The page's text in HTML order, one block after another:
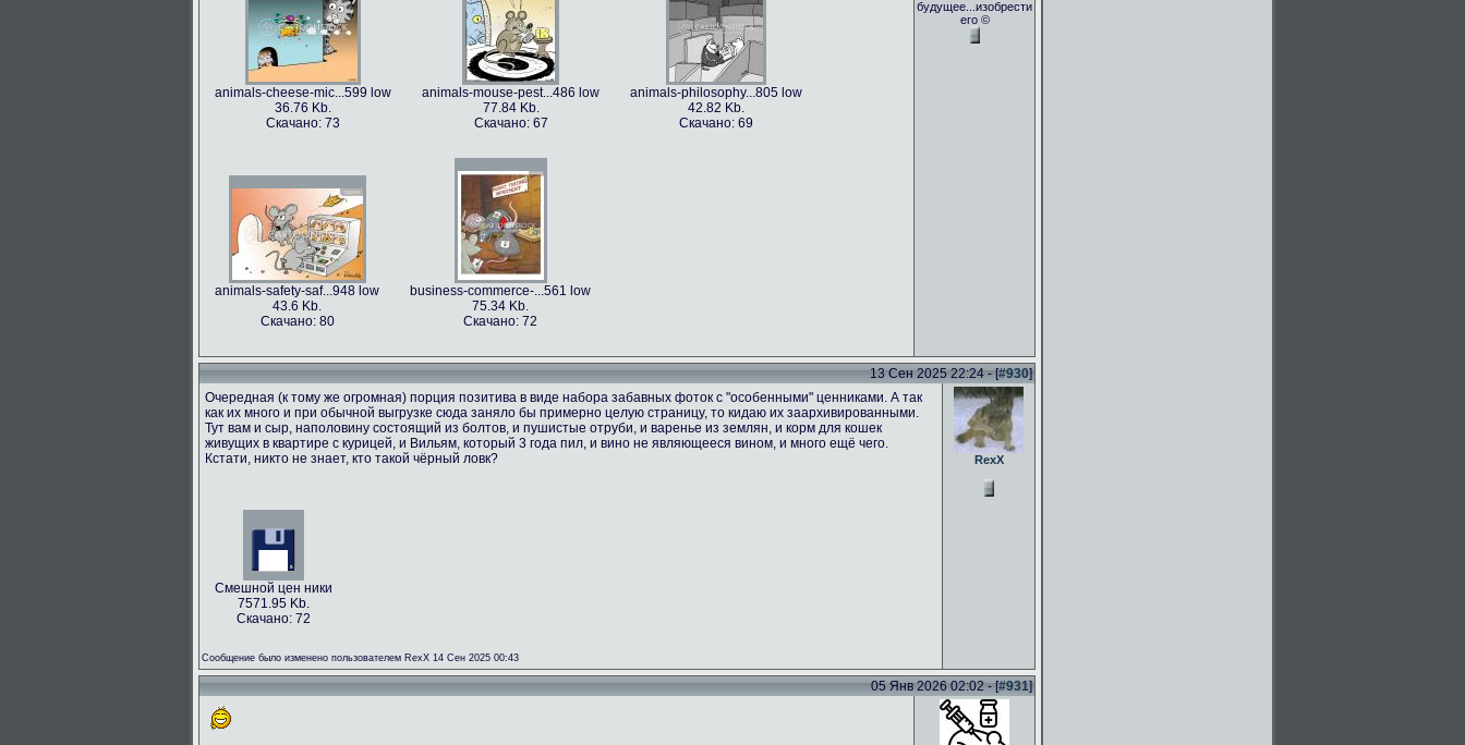
animals-cheese-mic...599 low
36.76 Kb.
Скачано: 73
animals-mouse-pest...486 low
77.84 Kb.
Скачано: 67
animals-philosophy...805 low
42.82 Kb.
Скачано: 69
animals-safety-saf...948 low
43.6 Kb.
Скачано: 80
business-commerce-...561 low
75.34 Kb.
Скачано: 72
будущее...изобрести
его ©
13 Сен 2025 22:24 - [#930]
Очередная (к тому же огромная) порция позитива в виде набора забавных фоток с "особенными" ценниками. А так
как их много и при обычной выгрузке сюда заняло бы примерно целую страницу, то кидаю их заархивированными.
Тут вам и сыр, наполовину состоящий из болтов, и пушистые отруби, и варенье из землян, и корм для кошек
живущих в квартире с курицей, и Вильям, который 3 года пил, и вино не являющееся вином, и много ещё чего.
Кстати, никто не знает, кто такой чёрный ловк?
Смешной цен ники
7571.95 Kb.
Скачано: 72
Сообщение было изменено пользователем RexX 14 Сен 2025 00:43
RexX
05 Янв 2026 02:02 - [#931]